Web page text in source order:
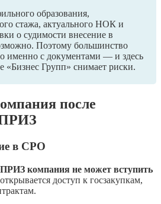
образования,
стажа, актуального НОК и
о судимости внесение в
Поэтому большинство
именно с документами — и здесь
«Бизнес Групп» снимает риски.
после
в СРО
компания не может вступить
доступ к госзакупкам,